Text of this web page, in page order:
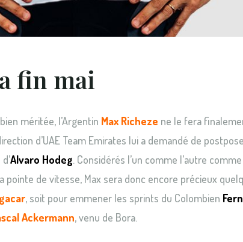
fin mai
méritée, l’Argentin Max Richeze ne le fera
d’UAE Team Emirates lui a demandé de
Alvaro Hodeg. Considérés l’un comme l’autre
de vitesse, Max sera donc encore précieux
, soit pour emmener les sprints du Colombien
Ackermann, venu de Bora.